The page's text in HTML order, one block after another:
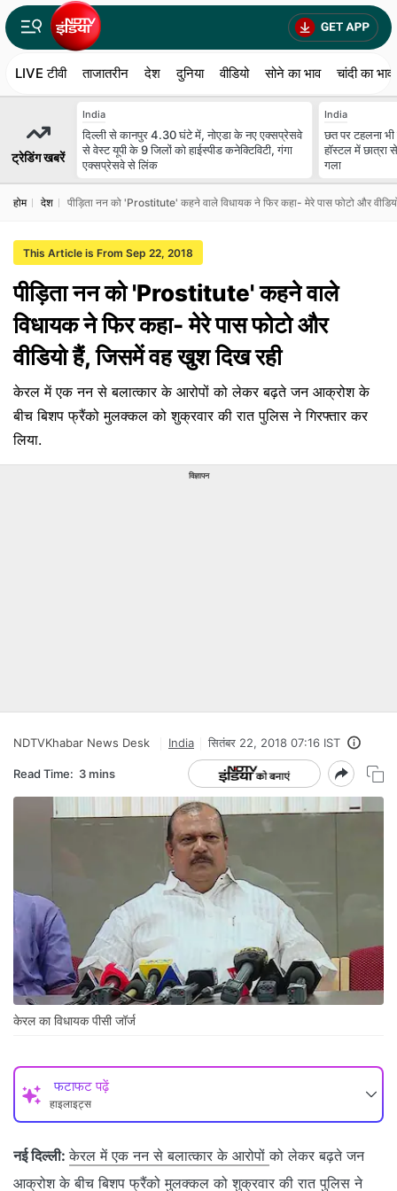
LIVE टीवी ताजातरीन देश दुनिया वीडियो सोने का भाव चांदी का भाव
ट्रेडिंग खबरें
India
दिल्ली से कानपुर 4.30 घंटे में, नोएडा के नए एक्सप्रेसवे
से वेस्ट यूपी के 9 जिलों को हाईस्पीड कनेक्टिविटी, गंगा
एक्सप्रेसवे से लिंक
India
छत पर टहलना भी
हॉस्टल में छात्रा
गला
होम देश पीड़िता नन को 'Prostitute' कहने वाले विधायक ने फिर कहा- मेरे पास फोटो और
This Article is From Sep 22, 2018
पीड़िता नन को 'Prostitute' कहने वाले
विधायक ने फिर कहा- मेरे पास फोटो और
वीडियो हैं, जिसमें वह खुश दिख रही
केरल में एक नन से बलात्कार के आरोपों को लेकर बढ़ते जन आक्रोश के
बीच बिशप फ्रैंको मुलक्कल को शुक्रवार की रात पुलिस ने गिरफ्तार कर
लिया.
विज्ञापन
NDTVKhabar News Desk India सितंबर 22, 2018 07:16 IST
Read Time: 3 mins
केरल का विधायक पीसी जॉर्ज
फटाफट पढ़ें
हाइलाइट्स
नई दिल्ली: केरल में एक नन से बलात्कार के आरोपोंको लेकर बढ़ते जन
आक्रोश के बीच बिशप फ्रैंको मुलक्कल को शुक्रवार की रात पुलिस ने